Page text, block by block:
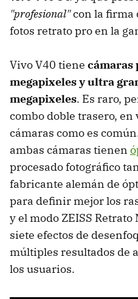
"profesional"con la firma
fotos retrato pro en la
Vivo V40 tiene cámaras
megapixeles y ultra
megapixeles. Es raro,
combo doble trasero, en
cámaras como es
ambas cámaras tienen
procesado fotográfico
fabricante alemán de
para definir mejor los
y el modo ZEISS
siete efectos de
múltiples resultados de
los usuarios.